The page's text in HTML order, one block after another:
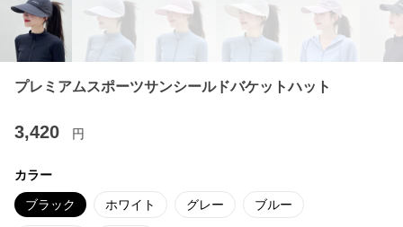
プレミアムスポーツサンシールドバケットハット
3,420 円
カラー
ブラック ホワイト グレー ブルー